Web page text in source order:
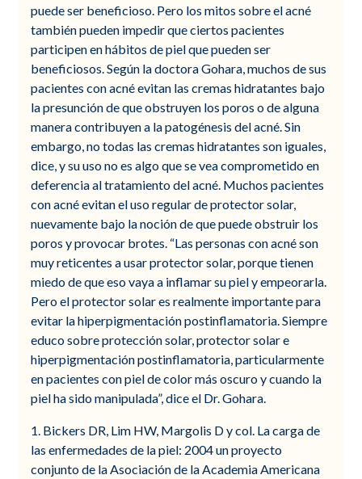
puede ser beneficioso. Pero los mitos sobre el acné
también pueden impedir que ciertos pacientes
participen en hábitos de piel que pueden ser
beneficiosos. Según la doctora Gohara, muchos de sus
pacientes con acné evitan las cremas hidratantes bajo
la presunción de que obstruyen los poros o de alguna
manera contribuyen a la patogénesis del acné. Sin
embargo, no todas las cremas hidratantes son iguales,
dice, y su uso no es algo que se vea comprometido en
deferencia al tratamiento del acné. Muchos pacientes
con acné evitan el uso regular de protector solar,
nuevamente bajo la noción de que puede obstruir los
poros y provocar brotes. “Las personas con acné son
muy reticentes a usar protector solar, porque tienen
miedo de que eso vaya a inflamar su piel y empeorarla.
Pero el protector solar es realmente importante para
evitar la hiperpigmentación postinflamatoria. Siempre
educo sobre protección solar, protector solar e
hiperpigmentación postinflamatoria, particularmente
en pacientes con piel de color más oscuro y cuando la
piel ha sido manipulada”, dice el Dr. Gohara.
1. Bickers DR, Lim HW, Margolis D y col. La carga de
las enfermedades de la piel: 2004 un proyecto
conjunto de la Asociación de la Academia Americana